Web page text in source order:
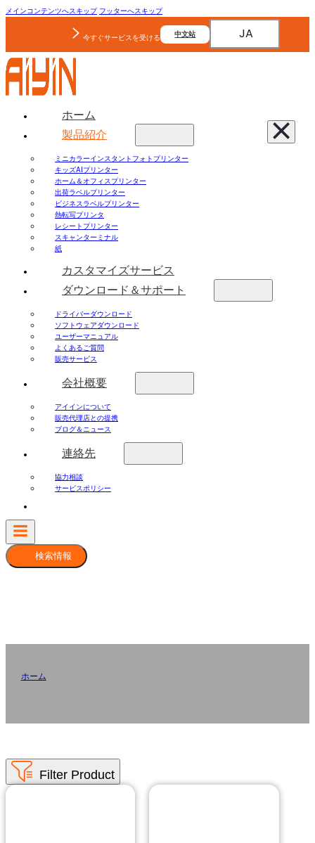
メインコンテンツへスキップ フッターへスキップ
今すぐサービスを受ける 中文站 JA
ホーム
製品紹介
ミニカラーインスタントフォトプリンター
キッズAIプリンター
ホーム＆オフィスプリンター
出荷ラベルプリンター
ビジネスラベルプリンター
熱転写プリンタ
レシートプリンター
スキャンターミナル
紙
カスタマイズサービス
ダウンロード＆サポート
ドライバーダウンロード
ソフトウェアダウンロード
ユーザーマニュアル
よくあるご質問
販売サービス
会社概要
アイインについて
販売代理店との提携
ブログ＆ニュース
連絡先
協力相談
サービスポリシー
検索情報
ホーム